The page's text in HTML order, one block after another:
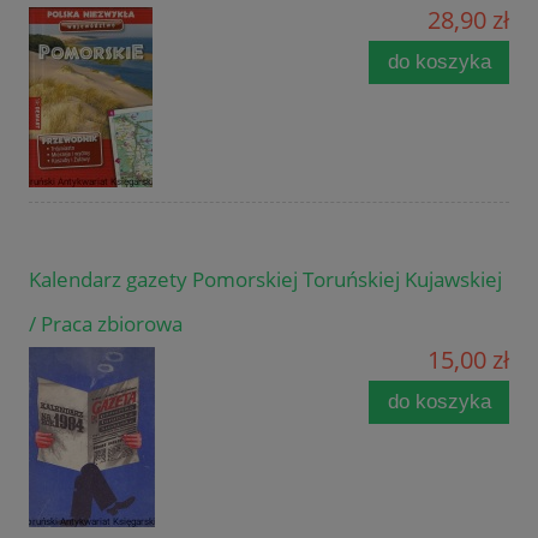
28,90 zł
do koszyka
Kalendarz gazety Pomorskiej Toruńskiej Kujawskiej
/ Praca zbiorowa
15,00 zł
do koszyka